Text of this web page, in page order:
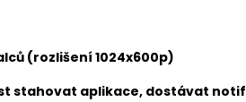
(rozlišení 1024x600p)
stahovat aplikace, dostávat